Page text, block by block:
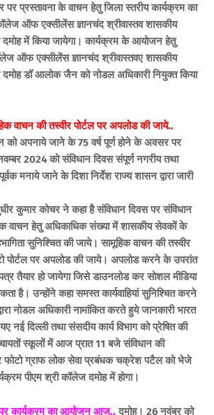
प्रस्तावना के वाचन हेतु जिला स्तरीय कार्यक्रम का
ऑफ एक्सीलेंस ज्ञानचंद श्रीवास्तव शासकीय
दमोह में किया जायेगा। कार्यक्रम के आयोजन हेतु
ऑफ एक्सीलेंस ज्ञानचंद श्रीवास्तवए शासकीय
दमोह डॉ आलोक जैन को नोडल अधिकारी नियुक्त किया
वाचन की तस्वीर पोर्टल पर अपलोड की जाये..
को अपनाये जाने के 75 वर्ष पूर्ण होने के अवसर पर
2024 को संविधान दिवस संपूर्ण नगरीय तथा
मनाये जाने के दिशा निर्देश राज्य शासन द्वारा जारी
कुमार कोचर ने कहा है संविधान दिवस पर संविधान
वाचन हेतु अधिकाधिक संख्या में शासकीय सेवकों के
सुनिश्चित की जाये। सामूहिक वाचन की तस्वीर
पोर्टल पर अपलोड की जाये। अपलोड करने के उपरांत
तैयार हो जायेगा जिसे डाउनलोड कर सोशल मीडिया
है। उन्होंने कहा समस्त कार्यवाहियां सुनिश्चित करने
नोडल अधिकारी नामांकित करते हुये जानकारी भारत
नई दिल्ली तथा संसदीय कार्य विभाग को प्रेषित की
स्कूलों में आज प्रात 11 बजे संविधान की
फोटो ग्राफ लोक सेवा प्रबंधक चक्रेश पटैल को भेजे
पीएम श्री कॉलेज दमोह में होगा।
पर कार्यक्रम का आयोजन आज.. दमोह। 26 नवंबर को